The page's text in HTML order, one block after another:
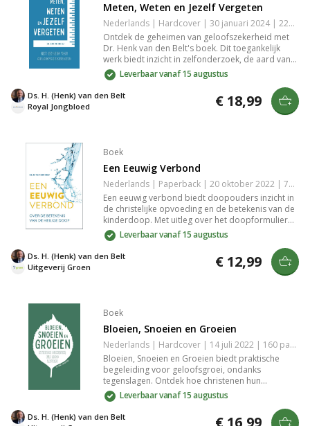
Meten, Weten en Jezelf Vergeten
Nederlands | Hardcover | 30 januari 2024 | 224 pagina's | 9789088973802
Ontdek de geheimen van geloofszekerheid met
Dr. Henk van den Belt's boek. Dit toegankelijk
werk biedt inzicht in zelfonderzoek, de aard van
heilszekerheid en de gemeenschap met Christus.
Meten, weten en jezelf vergeten is essentieel voor
wie zijn geloof wil verdiepen zonder twijfel, maar
Leverbaar vanaf 15 augustus
Royal Jongbloed
Ds. H. (Henk) van den Belt € 18,99
Boek
Een Eeuwig Verbond
Nederlands | Paperback | 20 oktober 2022 | 72 pagina's | 9789088973178
Een eeuwig verbond biedt doopouders inzicht in
de christelijke opvoeding en de betekenis van de
kinderdoop. Met uitleg over het doopformulier
en acht meditaties als voorbereiding op de doop,
is dit herziende boek een waardevolle gids voor
iedere ouder die zijn geloof wil delen.
Leverbaar vanaf 15 augustus
Uitgeverij Groen
Ds. H. (Henk) van den Belt € 12,99
Boek
Bloeien, Snoeien en Groeien
Nederlands | Hardcover | 14 juli 2022 | 160 pagina's | 9789088973222
Bloeien, Snoeien en Groeien biedt praktische
begeleiding voor geloofsgroei, ondanks
tegenslagen. Ontdek hoe christenen hun
geestelijke strijd overwinnen en dichter bij God
komen door de kracht van genade. Dit boek
inspireert tot het dragen van vrucht en het
Leverbaar vanaf 15 augustus
Ds. H. (Henk) van den Belt € 16,99